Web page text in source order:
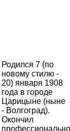
Родился 7 (по
новому стилю -
20) января 1908
года в городе
Царицыне (ныне
- Волгоград).
Окончил